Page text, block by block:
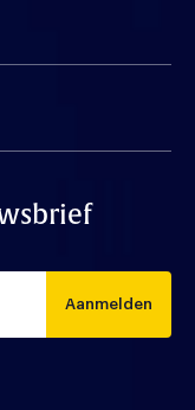
Aanmelden